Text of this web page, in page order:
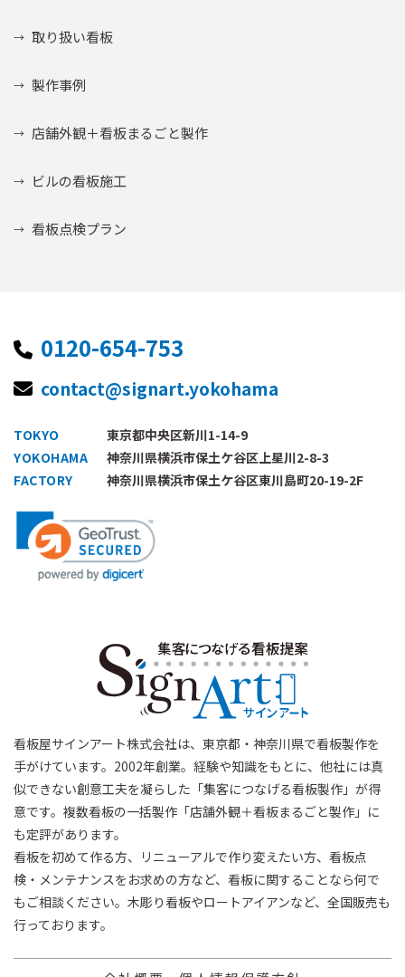
取り扱い看板
製作事例
店舗外観＋看板まるごと製作
ビルの看板施工
看板点検プラン
0120-654-753
contact@signart.yokohama
TOKYO
東京都中央区新川1-14-9
YOKOHAMA
神奈川県横浜市保土ケ谷区上星川2-8-3
FACTORY
神奈川県横浜市保土ケ谷区東川島町20-19-2F
看板屋サインアート株式会社は、東京都・神奈川県で看板製作を
手がけています。2002年創業。経験や知識をもとに、他社には真
似できない創意工夫を凝らした「集客につなげる看板製作」が得
意です。複数看板の一括製作「店舗外観＋看板まるごと製作」に
も定評があります。
看板を初めて作る方、リニューアルで作り変えたい方、看板点
検・メンテナンスをお求めの方など、看板に関することなら何で
もご相談ください。木彫り看板やロートアイアンなど、全国販売も
行っております。